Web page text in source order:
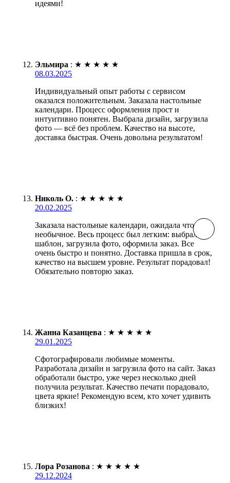
идеями!
Эльмира : ★ ★ ★ ★ ★
08.03.2025
Индивидуальный опыт работы с сервисом
оказался положительным. Заказала настольные
календари. Процесс оформления прост и
интуитивно понятен. Выбрала дизайн, загрузила
фото — всё без проблем. Качество на высоте,
доставка быстрая. Очень довольна результатом!
Николь О. : ★ ★ ★ ★ ★
20.02.2025
Заказала настольные календари, ожидала что-то
необычное. Весь процесс был легким: выбрала
шаблон, загрузила фото, оформила заказ. Все
очень быстро и понятно. Доставка пришла в срок,
качество на высшем уровне. Результат порадовал!
Обязательно повторю заказ.
Жанна Казанцева : ★ ★ ★ ★ ★
29.01.2025
Сфотографировали любимые моменты.
Разработала дизайн и загрузила фото на сайт. Заказ
обработали быстро, уже через несколько дней
получила результат. Качество печати порадовало,
цвета яркие! Рекомендую всем, кто хочет удивить
близких!
Лора Розанова : ★ ★ ★ ★ ★
29.12.2024